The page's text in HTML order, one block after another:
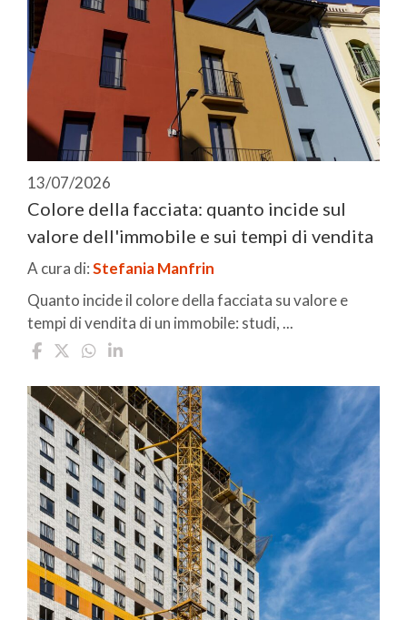
13/07/2026
Colore della facciata: quanto incide sul
valore dell'immobile e sui tempi di vendita
A cura di:Stefania Manfrin
Quanto incide il colore della facciata su valore e
tempi di vendita di un immobile: studi, ...